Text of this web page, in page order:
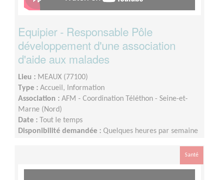
Equipier - Responsable Pôle
développement d'une association
d'aide aux malades
Lieu : MEAUX (77100)
Type : Accueil, Information
Association : AFM - Coordination Téléthon - Seine-et-
Marne (Nord)
Date :
Tout le temps
Disponibilité demandée : Quelques heures par semaine
Santé